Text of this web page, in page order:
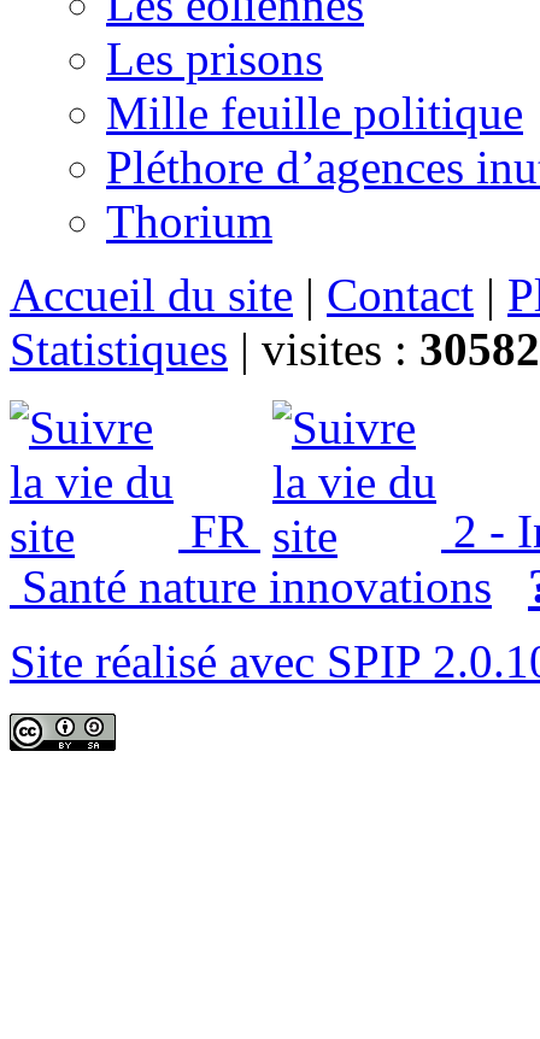
Les prisons
Mille feuille politique
Pléthore d’agences
Thorium
Accueil du site | Contact |
Statistiques | visites :
FR
2 -
Santé nature innovations
Site réalisé avec SPIP